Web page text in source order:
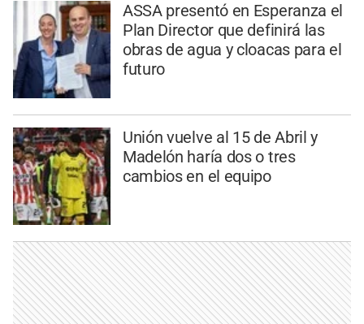
ASSA presentó en Esperanza el
Plan Director que definirá las
obras de agua y cloacas para el
futuro
Unión vuelve al 15 de Abril y
Madelón haría dos o tres
cambios en el equipo